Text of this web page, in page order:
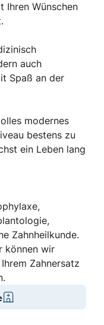
Ihren Wünschen
auch
Spaß an der
modernes
bestens zu
ein Leben lang
Zahnheilkunde.
können wir
Zahnersatz